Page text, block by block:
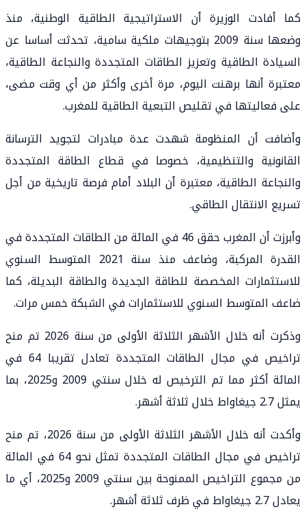
كما أفادت الوزيرة أن الاستراتيجية الطاقية الوطنية، منذ
وضعها سنة 2009 بتوجيهات ملكية سامية، تحدثت أساسا عن
السيادة الطاقية وتعزيز الطاقات المتجددة والنجاعة الطاقية،
معتبرة أنها برهنت اليوم، مرة أخرى وأكثر من أي وقت مضى،
على فعاليتها في تقليص التبعية الطاقية للمغرب.
وأضافت أن المنظومة شهدت عدة مبادرات لتجويد الترسانة
القانونية والتنظيمية، خصوصا في قطاع الطاقة المتجددة
والنجاعة الطاقية، معتبرة أن البلاد أمام فرصة تاريخية من أجل
تسريع الانتقال الطاقي.
وأبرزت أن المغرب حقق 46 في المائة من الطاقات المتجددة في
القدرة المركبة، وضاعف منذ سنة 2021 المتوسط السنوي
للاستثمارات المخصصة للطاقة الجديدة والطاقة البديلة، كما
ضاعف المتوسط السنوي للاستثمارات في الشبكة خمس مرات.
وذكرت أنه خلال الأشهر الثلاثة الأولى من سنة 2026 تم منح
تراخيص في مجال الطاقات المتجددة تعادل تقريبا 64 في
المائة أكثر مما تم الترخيص له خلال سنتي 2009 و2025، بما
يمثل 2.7 جيغاواط خلال ثلاثة أشهر.
وأكدت أنه خلال الأشهر الثلاثة الأولى من سنة 2026، تم منح
تراخيص في مجال الطاقات المتجددة تمثل نحو 64 في المائة
من مجموع التراخيص الممنوحة بين سنتي 2009 و2025، أي ما
يعادل 2.7 جيغاواط في ظرف ثلاثة أشهر.